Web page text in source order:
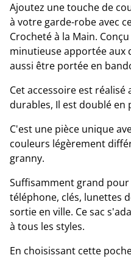
Ajoutez une touche de
à votre garde-robe avec
Crocheté à la Main.
minutieuse apportée aux
aussi être portée en
Cet accessoire est
durables, Il est doublé en
C'est une pièce unique
couleurs légèrement
granny.
Suffisamment grand
téléphone, clés, lunettes
sortie en ville. Ce sac
à tous les styles.
En choisissant cette